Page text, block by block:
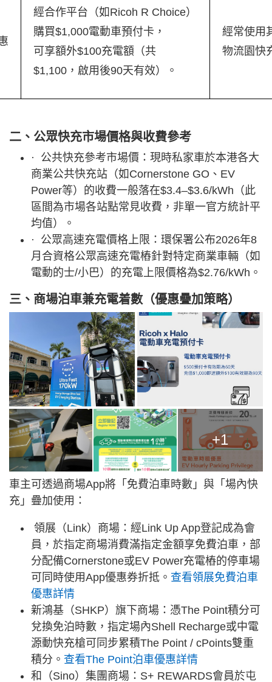
經合作平台（如Ricoh R Choice）
購買$1,000電動車預付卡，
可享額外$100充電額（共
$1,100，啟用後90天有效）。
經常使用
物流園快
二、公眾快充市場價格與收費參考
· 公共快充參考市場價：現時私家車於本港各大
商業公共快充站（如Cornerstone GO、EV
Power等）的收費一般落在$3.4–$3.6/kWh（此
區間為市場各站點常見收費，非單一官方統計平
均值）。
· 公眾高速充電價格上限：環保署公布2026年8
月合資格公眾高速充電樁針對特定商業車輛（如
電動的士/小巴）的充電上限價格為$2.76/kWh。
三、商場泊車兼充電着數（優惠疊加策略）
+1
車主可透過商場App將「免費泊車時數」與「場內快
充」疊加使用：
領展（Link）商場：經Link Up App登記成為會
員，於指定商場消費滿指定金額享免費泊車，部
分配備Cornerstone或EV Power充電樁的停車場
可同時使用App優惠券折抵。 查看領展免費泊車
優惠詳情
新鴻基（SHKP）旗下商場：憑The Point積分可
兌換免泊時數，指定場內Shell Recharge或中電
源動快充槍可同步累積The Point / cPoints雙重
積分。 查看The Point泊車優惠詳情
和（Sino）集團商場：S+ REWARDS會員於屯